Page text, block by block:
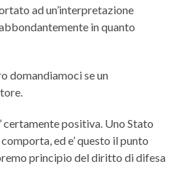
ad un’interpretazione
in quanto
domandiamoci se un
certamente positiva. Uno Stato
ed e’ questo il punto
principio del diritto di difesa